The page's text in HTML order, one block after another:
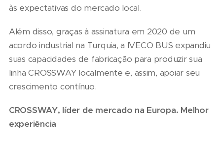
às expectativas do mercado local.
Além disso, graças à assinatura em 2020 de um
acordo industrial na Turquia, a IVECO BUS expandiu
suas capacidades de fabricação para produzir sua
linha CROSSWAY localmente e, assim, apoiar seu
crescimento contínuo.
CROSSWAY, líder de mercado na Europa. Melhor
experiência